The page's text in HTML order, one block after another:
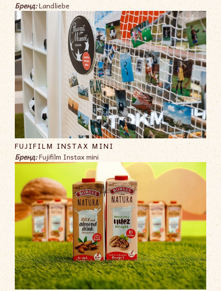
Бренд:Landliebe
FUJIFILM INSTAX MINI
Бренд:Fujifilm Instax mini